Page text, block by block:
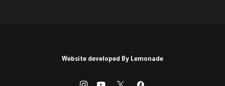
Website developed By Lemonade